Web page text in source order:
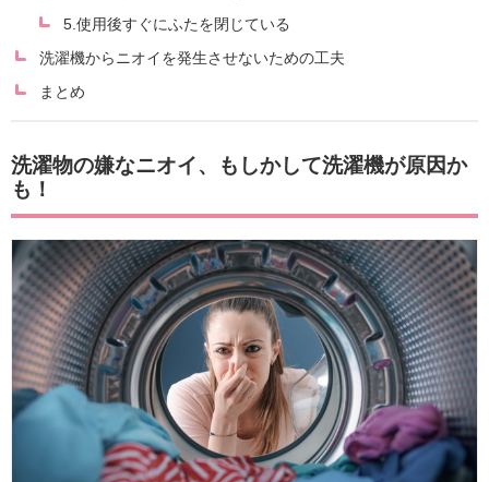
5.使用後すぐにふたを閉じている
洗濯機からニオイを発生させないための工夫
まとめ
洗濯物の嫌なニオイ、もしかして洗濯機が原因か
も！